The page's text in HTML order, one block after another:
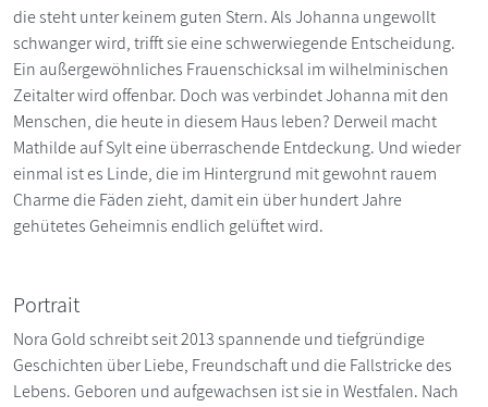
die steht unter keinem guten Stern. Als Johanna ungewollt
schwanger wird, trifft sie eine schwerwiegende Entscheidung.
Ein außergewöhnliches Frauenschicksal im wilhelminischen
Zeitalter wird offenbar. Doch was verbindet Johanna mit den
Menschen, die heute in diesem Haus leben? Derweil macht
Mathilde auf Sylt eine überraschende Entdeckung. Und wieder
einmal ist es Linde, die im Hintergrund mit gewohnt rauem
Charme die Fäden zieht, damit ein über hundert Jahre
gehütetes Geheimnis endlich gelüftet wird.
Portrait
Nora Gold schreibt seit 2013 spannende und tiefgründige
Geschichten über Liebe, Freundschaft und die Fallstricke des
Lebens. Geboren und aufgewachsen ist sie in Westfalen. Nach